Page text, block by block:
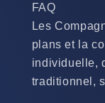
FAQ
Les
plans et la
individuelle,
traditionnel,